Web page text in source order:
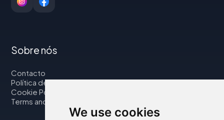
We use cookies
Sobre nós
Contacto
Política de privacidade
Cookie Policy
Terms and Conditions